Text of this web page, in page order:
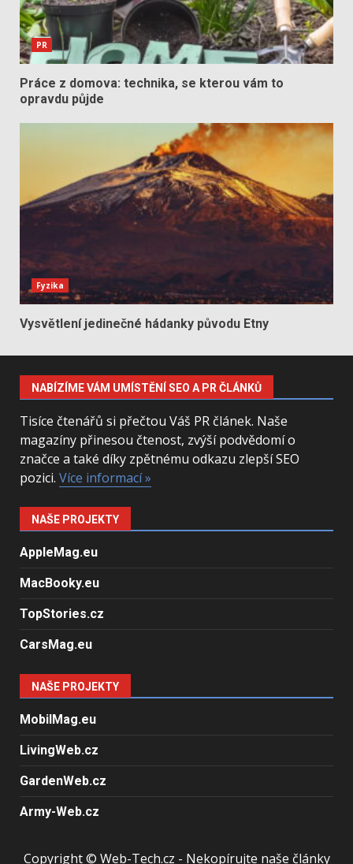
PR
Práce z domova: technika, se kterou vám to
opravdu půjde
Fyzika
Vysvětlení jedinečné hádanky původu Etny
NABÍZÍME VÁM UMÍSTĚNÍ SEO A PR ČLÁNKŮ
Tisíce čtenářů si přečtou Váš PR článek. Naše
magazíny přinesou čtenost, zvýší podvědomí o
značce a také díky zpětnému odkazu zlepší SEO
pozici. Více informací »
NAŠE PROJEKTY
AppleMag.eu
MacBooky.eu
TopStories.cz
CarsMag.eu
NAŠE PROJEKTY
MobilMag.eu
LivingWeb.cz
GardenWeb.cz
Army-Web.cz
Copyright © Web-Tech.cz - Nekopírujte naše články